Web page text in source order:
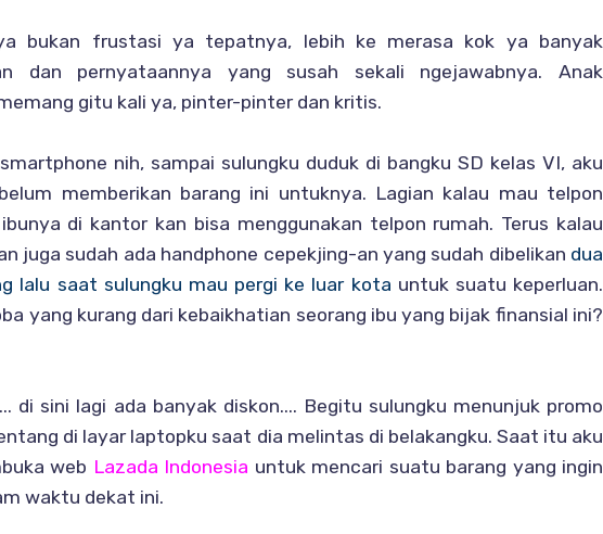
bukan frustasi ya tepatnya, lebih ke merasa kok ya banyak
dan pernyataannya yang susah sekali ngejawabnya. Anak
gitu kali ya, pinter-pinter dan kritis.
nih, sampai sulungku duduk di bangku SD kelas VI, aku
memberikan barang ini untuknya. Lagian kalau mau telpon
di kantor kan bisa menggunakan telpon rumah. Terus kalau
juga sudah ada handphone cepekjing-an yang sudah dibelikan dua
lalu saat sulungku mau pergi ke luar kota untuk suatu keperluan.
yang kurang dari kebaikhatian seorang ibu yang bijak finansial ini?
di sini lagi ada banyak diskon.... Begitu sulungku menunjuk promo
di layar laptopku saat dia melintas di belakangku. Saat itu aku
web Lazada Indonesia untuk mencari suatu barang yang ingin
waktu dekat ini.